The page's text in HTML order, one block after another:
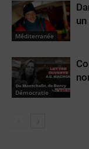
Méditerranée
Démocratie